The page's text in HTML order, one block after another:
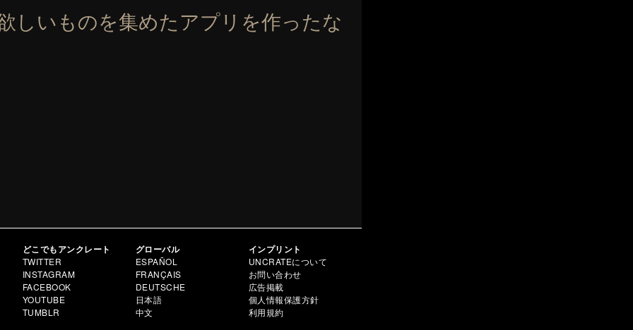
しいものを集めたアプリを作ったな
どこでもアンクレート
TWITTER
INSTAGRAM
FACEBOOK
YOUTUBE
TUMBLR
グローバル
ESPAÑOL
FRANÇAIS
DEUTSCHE
日本語
中文
インプリント
UNCRATEについて
お問い合わせ
広告掲載
個人情報保護方針
利用規約